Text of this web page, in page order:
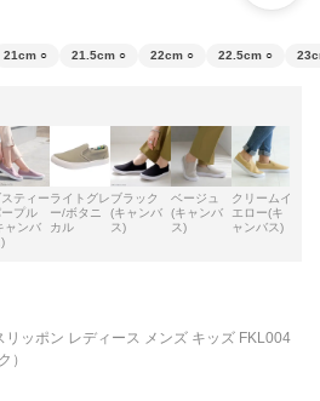
21cm ○ 21.5cm ○ 22cm ○ 22.5cm ○
スティー
ープル
ャンバ
ライトグレ
ー/ボタニ
カル
ブラック
(キャンバ
ス)
ベージュ
(キャンバ
ス)
クリームイ
エロー(キ
ャンバス)
ッポン レディース メンズ キッズ FKL004
）